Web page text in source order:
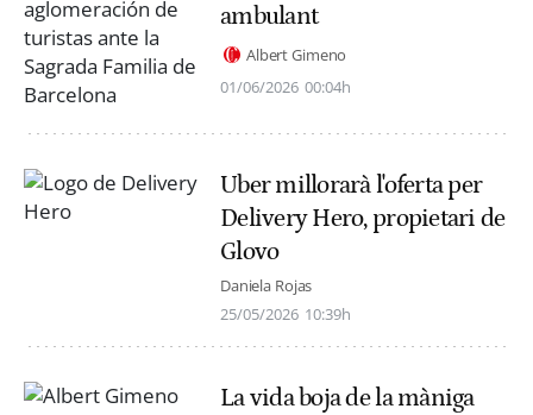
ambulant
Albert Gimeno
01/06/2026 00:04h
Uber millorarà l'oferta per
Delivery Hero, propietari de
Glovo
Daniela Rojas
25/05/2026 10:39h
La vida boja de la màniga